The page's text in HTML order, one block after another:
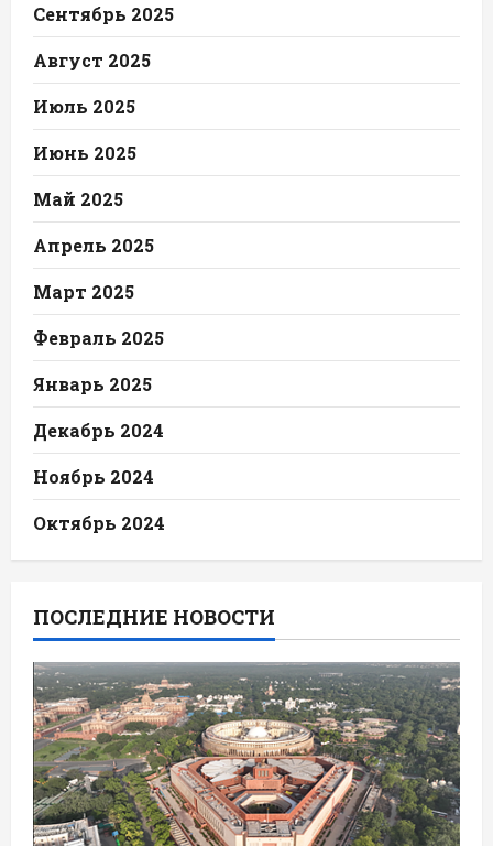
Сентябрь 2025
Август 2025
Июль 2025
Июнь 2025
Май 2025
Апрель 2025
Март 2025
Февраль 2025
Январь 2025
Декабрь 2024
Ноябрь 2024
Октябрь 2024
ПОСЛЕДНИЕ НОВОСТИ